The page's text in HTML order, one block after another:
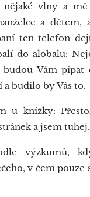
vlny a mě
a dětem,
ten telefon
do alobalu:
budou Vám pípat
budilo by Vás to.
u knížky:
a jsem tuhej.
výzkumů,
v čem pouze